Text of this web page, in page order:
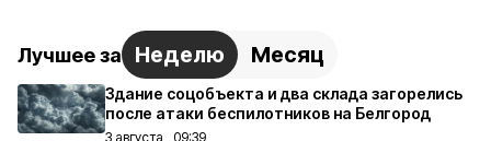
Лучшее за Неделю Месяц
Здание соцобъекта и два склада загорелись
после атаки беспилотников на Белгород
3 августа , 09:39